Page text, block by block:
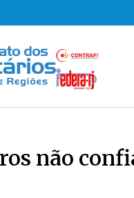
não